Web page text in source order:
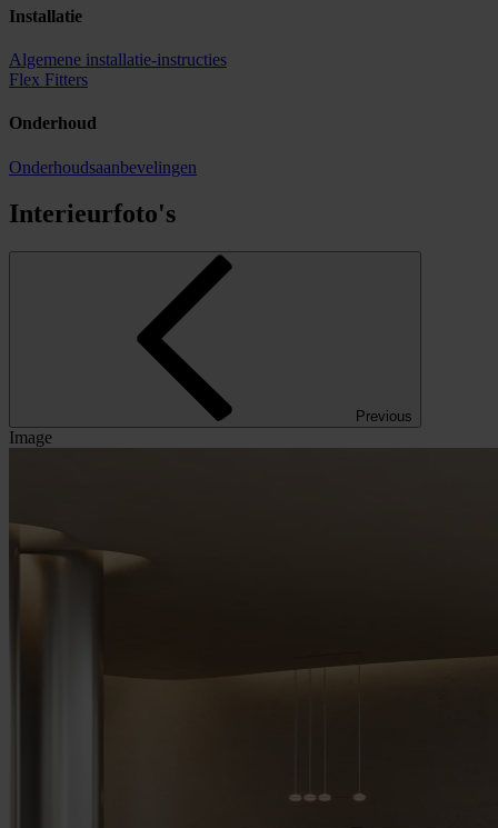
Installatie
Algemene installatie-instructies
Flex Fitters
Onderhoud
Onderhoudsaanbevelingen
Interieurfoto's
Previous
Image